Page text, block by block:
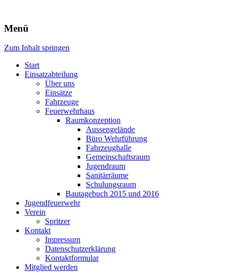
Freiwillige Feuerwehr Rodheim
v.d.H.
Menü
Zum Inhalt springen
Start
Einsatzabteilung
Über uns
Einsätze
Fahrzeuge
Feuerwehrhaus
Raumkonzeption
Aussengelände
Büro Wehrführung
Fahrzeughalle
Gemeinschaftsraum
Jugendraum
Sanitärräume
Schulungsraum
Bautagebuch 2015 und 2016
Jugendfeuerwehr
Verein
Spritzer
Kontakt
Impressum
Datenschutzerklärung
Kontaktformular
Mitglied werden